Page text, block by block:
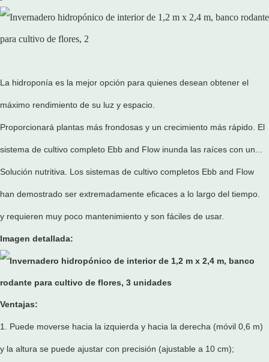
La hidroponía es la mejor opción para quienes desean obtener el
máximo rendimiento de su luz y espacio.
Proporcionará plantas más frondosas y un crecimiento más rápido. El
sistema de cultivo completo Ebb and Flow inunda las raíces con un...
Solución nutritiva. Los sistemas de cultivo completos Ebb and Flow
han demostrado ser extremadamente eficaces a lo largo del tiempo.
y requieren muy poco mantenimiento y son fáciles de usar.
Imagen detallada:
Ventajas:
1. Puede moverse hacia la izquierda y hacia la derecha (móvil 0,6 m)
y la altura se puede ajustar con precisión (ajustable a 10 cm);